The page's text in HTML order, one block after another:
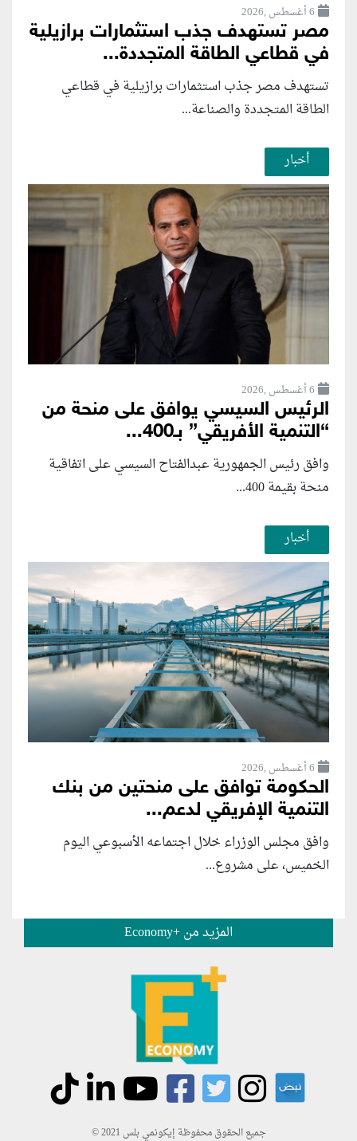
6 أغسطس ,2026
مصر تستهدف جذب استثمارات برازيلية
في قطاعي الطاقة المتجددة...
تستهدف مصر جذب استثمارات برازيلية في قطاعي
الطاقة المتجددة والصناعة...
أخبار
6 أغسطس ,2026
الرئيس السيسي يوافق على منحة من
“التنمية الأفريقي” بـ400...
وافق رئيس الجمهورية عبدالفتاح السيسي على اتفاقية
منحة بقيمة 400...
أخبار
6 أغسطس ,2026
الحكومة توافق على منحتين من بنك
التنمية الإفريقي لدعم...
وافق مجلس الوزراء خلال اجتماعه الأسبوعي اليوم
الخميس، على مشروع...
المزيد من +Economy
جميع الحقوق محفوظة إيكونمي بلس 2021 ©